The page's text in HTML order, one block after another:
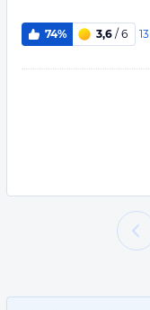
74% 3,6 / 6 13